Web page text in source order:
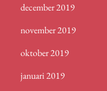
december 2019
november 2019
oktober 2019
januari 2019